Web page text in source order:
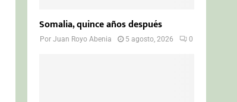
Somalia, quince años después
PorJuan Royo Abenia 5 agosto, 2026 0